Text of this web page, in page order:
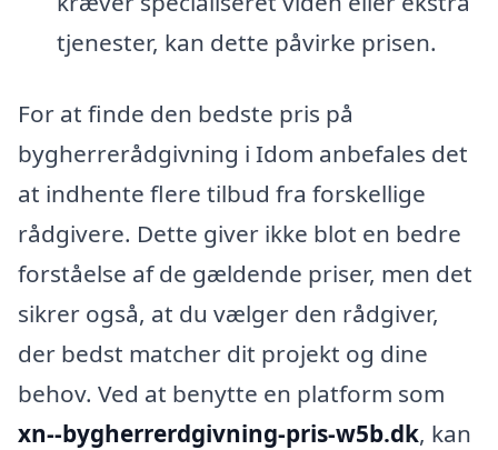
tjenester, kan dette påvirke prisen.
For at finde den bedste pris på
bygherrerådgivning i Idom anbefales det
at indhente flere tilbud fra forskellige
rådgivere. Dette giver ikke blot en bedre
forståelse af de gældende priser, men det
sikrer også, at du vælger den rådgiver,
der bedst matcher dit projekt og dine
behov. Ved at benytte en platform som
xn--bygherrerdgivning-pris-w5b.dk, kan